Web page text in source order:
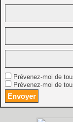
Prévenez-moi de
Prévenez-moi de